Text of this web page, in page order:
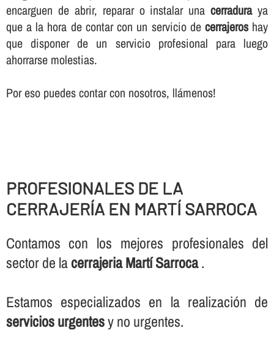
encarguen de abrir, reparar o instalar unacerraduraya
que a la hora de contar con un servicio de cerrajeroshay
que disponer de un servicio profesional para luego
ahorrarse molestias.
Por eso puedes contar con nosotros, llámenos!
PROFESIONALES DE LA
CERRAJERÍ­A EN MARTÍ SARROCA
Contamos con los mejores profesionales del
sector de lacerrajeria Martí Sarroca.
Estamos especializados en la realización de
servicios urgentesy no urgentes.